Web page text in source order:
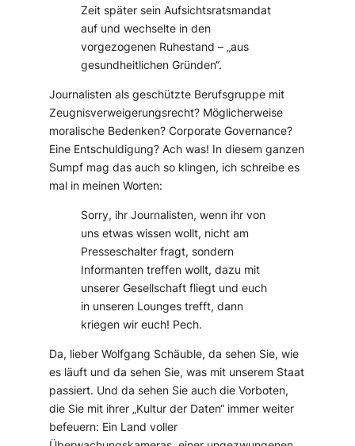
Zeit später sein Aufsichtsratsmandat
auf und wechselte in den
vorgezogenen Ruhestand – „aus
gesundheitlichen Gründen“.
Journalisten als geschützte Berufsgruppe mit
Zeugnisverweigerungsrecht? Möglicherweise
moralische Bedenken? Corporate Governance?
Eine Entschuldigung? Ach was! In diesem ganzen
Sumpf mag das auch so klingen, ich schreibe es
mal in meinen Worten:
Sorry, ihr Journalisten, wenn ihr von
uns etwas wissen wollt, nicht am
Presseschalter fragt, sondern
Informanten treffen wollt, dazu mit
unserer Gesellschaft fliegt und euch
in unseren Lounges trefft, dann
kriegen wir euch! Pech.
Da, lieber Wolfgang Schäuble, da sehen Sie, wie
es läuft und da sehen Sie, was mit unserem Staat
passiert. Und da sehen Sie auch die Vorboten,
die Sie mit ihrer „Kultur der Daten“ immer weiter
befeuern: Ein Land voller